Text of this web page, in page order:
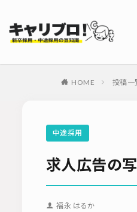
HOME 投稿一
中途採用
求人広告の
福永 はるか